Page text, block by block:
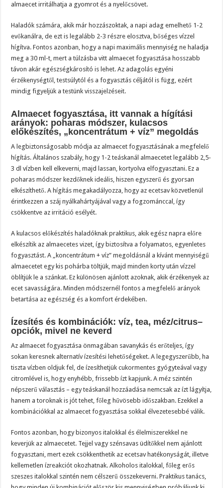
almaecet irritálhatja a gyomrot és a nyelőcsövet.
Haladók számára, akik már hozzászoktak, a napi adag emelhető 1-2
evőkanálra, de ezt is legalább 2-3 részre elosztva, bőséges vízzel
hígítva. Fontos azonban, hogy a napi maximális mennyiség ne haladja
meg a 30 ml-t, mert a túlzásba vitt almaecet fogyasztása hosszabb
távon akár egészségkárosító is lehet. Az adagolás egyéni
érzékenységtől, testsúlytól és a fogyasztás céljától is függ, ezért
mindig figyeljük a testünk visszajelzéseit.
Almaecet fogyasztása, itt vannak a hígítási
arányok: poharas módszer, kulacsos
előkészítés, „koncentrátum + víz” megoldás
A legbiztonságosabb módja az almaecet fogyasztásának a megfelelő
hígítás. Általános szabály, hogy 1-2 teáskanál almaecetet legalább 2,5-
3 dl vízben kell elkeverni, majd lassan, kortyolva elfogyasztani. Ez a
poharas módszer kezdőknek ideális, hiszen egyszerű és gyorsan
elkészíthető. A hígítás megakadályozza, hogy az ecetsav közvetlenül
érintkezzen a száj nyálkahártyájával vagy a fogzománccal, így
csökkentve az irritáció esélyét.
A kulacsos előkészítés haladóknak praktikus, akik egész napra előre
elkészítik az almaecetes vizet, így biztosítva a folyamatos, egyenletes
fogyasztást. A „koncentrátum + víz” megoldásnál a kívánt mennyiségű
almaecetet egy kis pohárba töltjük, majd minden korty után vízzel
öblítjük le a szánkat. Ez különösen ajánlott azoknak, akik érzékenyek az
ecet savasságára. Minden módszernél fontos a megfelelő arányok
betartása az egészség és a komfort érdekében.
Ízesítés és kombinációk: víz, tea, méz/citrus–
opciók, mivel ne keverd
Az almaecet fogyasztása önmagában savanykás és erőteljes, így
sokan keresnek alternatív ízesítési lehetőségeket. A legegyszerűbb, ha
tiszta vízben oldjuk fel, de ízesíthetjük cukormentes gyógyteával vagy
citromlével is, hogy enyhébb, frissebb ízt kapjunk. A méz szintén
népszerű választás – egy teáskanál hozzáadása nemcsak az ízt lágyítja,
hanem a toroknak is jót tehet, főleg hűvösebb időszakban. Ezekkel a
kombinációkkal az almaecet fogyasztása sokkal élvezetesebbé válik.
Fontos azonban, hogy bizonyos italokkal és élelmiszerekkel ne
keverjük az almaecetet. Tejjel vagy szénsavas üdítőkkel nem ajánlott
fogyasztani, mert ezek csökkenthetik az ecetsav hatékonyságát, illetve
kellemetlen ízreakciót okozhatnak. Alkoholos italokkal, főleg erős
szeszes italokkal szintén nem célszerű összekeverni. Praktikus tanács,